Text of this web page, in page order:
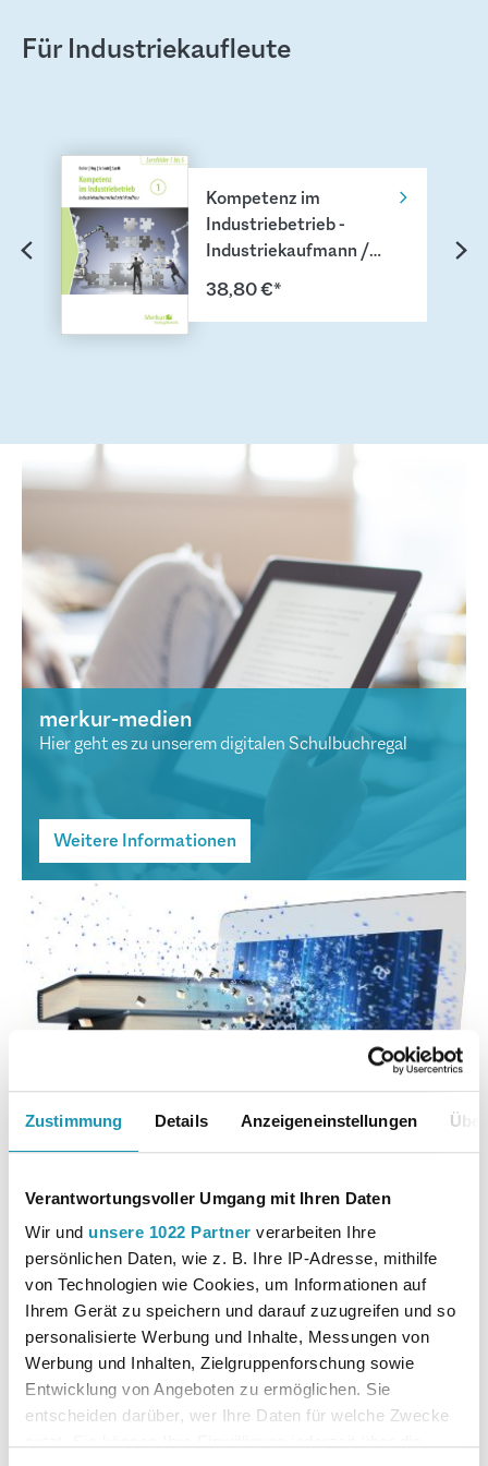
Zustimmung Details Anzeigeneinstellungen
Verantwortungsvoller Umgang mit Ihren Daten
Wir und unsere 1022 Partner verarbeiten Ihre
persönlichen Daten, wie z. B. Ihre IP-Adresse, mithilfe
von Technologien wie Cookies, um Informationen auf
Ihrem Gerät zu speichern und darauf zuzugreifen und so
personalisierte Werbung und Inhalte, Messungen von
Werbung und Inhalten, Zielgruppenforschung sowie
Entwicklung von Angeboten zu ermöglichen. Sie
entscheiden darüber, wer Ihre Daten für welche Zwecke
Für Industriekaufleute
Produktgalerie überspringen
Kompetenz im
Industriebetrieb -
Industriekaufmann /
Industriekauffrau Band
1
38,80 €*
merkur-medien
Hier geht es zu unserem digitalen Schulbuchregal
Weitere Informationen
E-Books
Schulbücher und Arbeitshefte
Weitere Informationen